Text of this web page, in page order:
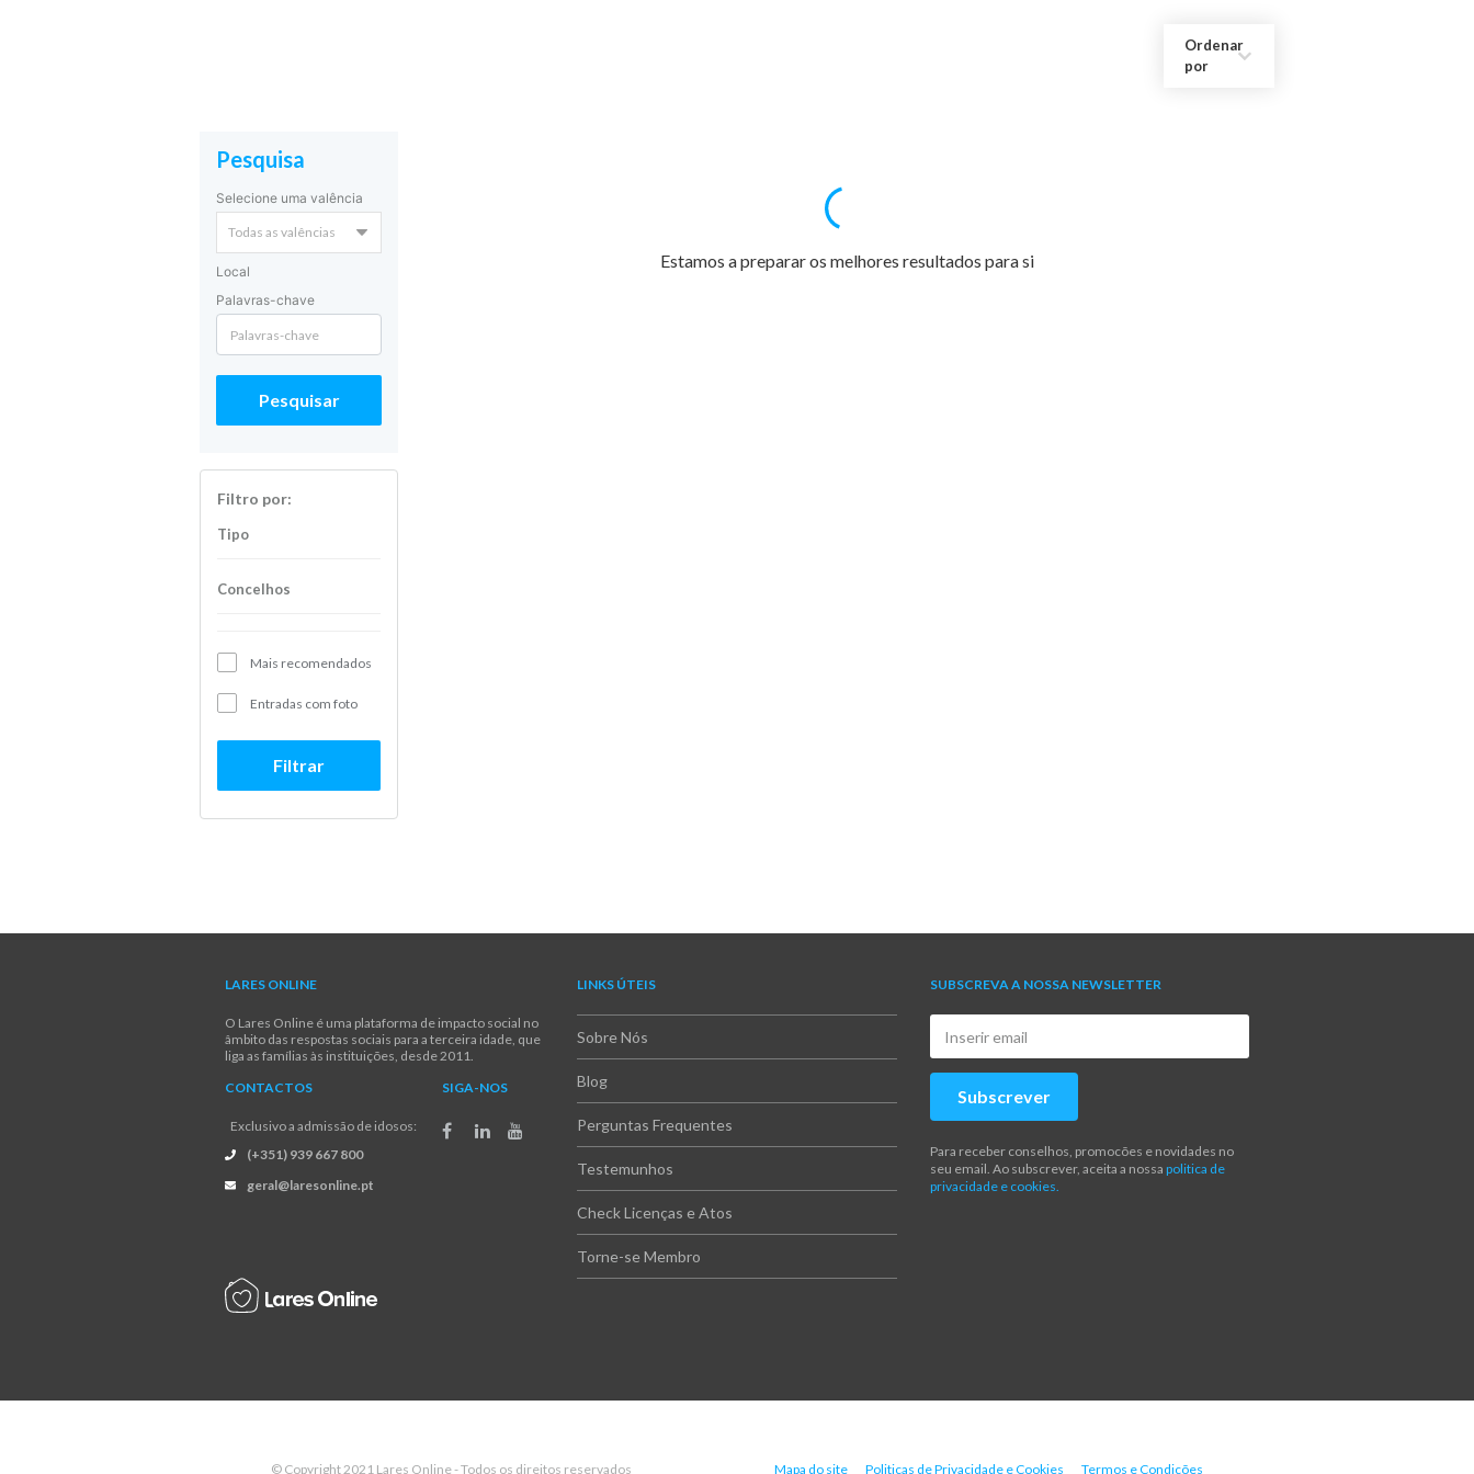
Ordenar
por
Pesquisa
Selecione uma valência
Local
Palavras-chave
Pesquisar
Filtro por:
Tipo
Concelhos
Mais recomendados
Entradas com foto
Filtrar
Estamos a preparar os melhores resultados para si
LARES ONLINE
O Lares Online é uma plataforma de impacto social no
âmbito das respostas sociais para a terceira idade, que
liga as famílias às instituições, desde 2011.
CONTACTOS
Exclusivo a admissão de idosos:
(+351) 939 667 800
geral@laresonline.pt
SIGA-NOS
LINKS ÚTEIS
Sobre Nós
Blog
Perguntas Frequentes
Testemunhos
Check Licenças e Atos
Torne-se Membro
SUBSCREVA A NOSSA NEWSLETTER
Subscrever
Para receber conselhos, promocões e novidades no
seu email. Ao subscrever, aceita a nossa politica de
privacidade e cookies.
© Copyright 2021 Lares Online - Todos os direitos reservados Mapa do site Politicas de Privacidade e Cookies Termos e Condições